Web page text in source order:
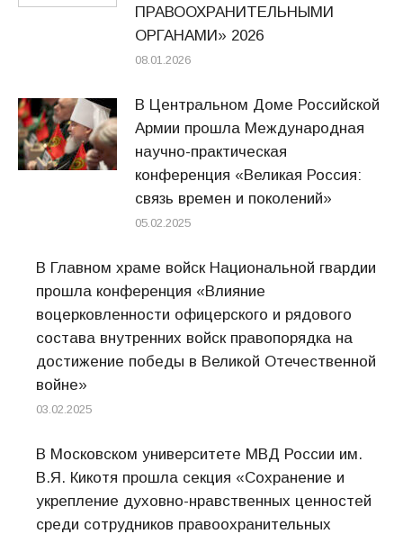
ПРАВООХРАНИТЕЛЬНЫМИ
ОРГАНАМИ» 2026
08.01.2026
В Центральном Доме Российской
Армии прошла Международная
научно-практическая
конференция «Великая Россия:
связь времен и поколений»
05.02.2025
В Главном храме войск Национальной гвардии
прошла конференция «Влияние
воцерковленности офицерского и рядового
состава внутренних войск правопорядка на
достижение победы в Великой Отечественной
войне»
03.02.2025
В Московском университете МВД России им.
В.Я. Кикотя прошла секция «Сохранение и
укрепление духовно-нравственных ценностей
среди сотрудников правоохранительных